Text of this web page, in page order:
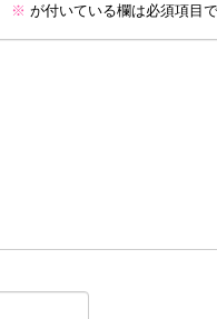
※ が付いている欄は必須項目